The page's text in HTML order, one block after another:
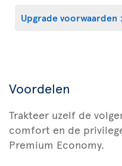
Upgrade voorwaarden
Voordelen
Trakteer uzelf de
comfort en de
Premium Economy.